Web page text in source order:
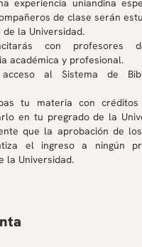
experiencia uniandina
de clase serán
la Universidad.
con profesores
académica y profesional.
acceso al Sistema de
tu materia con créditos
en tu pregrado de la
que la aprobación de
el ingreso a ningún
la Universidad.